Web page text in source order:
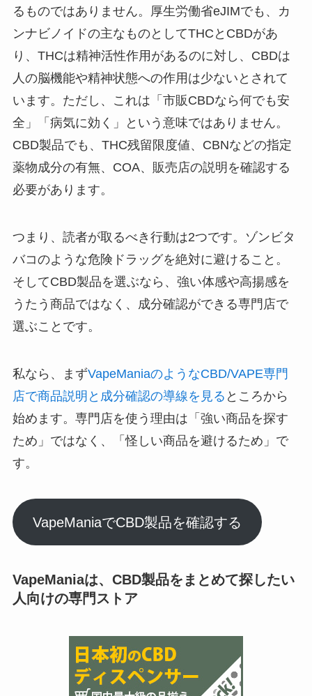
るものではありません。厚生労働省eJIMでも、カ
ンナビノイドの主なものとしてTHCとCBDがあ
り、THCは精神活性作用があるのに対し、CBDは
人の脳機能や精神状態への作用は少ないとされて
います。ただし、これは「市販CBDなら何でも安
全」「病気に効く」という意味ではありません。
CBD製品でも、THC残留限度値、CBNなどの指定
薬物成分の有無、COA、販売店の説明を確認する
必要があります。
つまり、読者が取るべき行動は2つです。ゾンビタ
バコのような危険ドラッグを絶対に避けること。
そしてCBD製品を選ぶなら、強い体感や高揚感を
うたう商品ではなく、成分確認ができる専門店で
選ぶことです。
私なら、まずVapeManiaのようなCBD/VAPE専門
店で商品説明と成分確認の導線を見る ところから
始めます。専門店を使う理由は「強い商品を探す
ため」ではなく、「怪しい商品を避けるため」で
す。
VapeManiaでCBD製品を確認する
VapeManiaは、CBD製品をまとめて探したい
人向けの専門ストア